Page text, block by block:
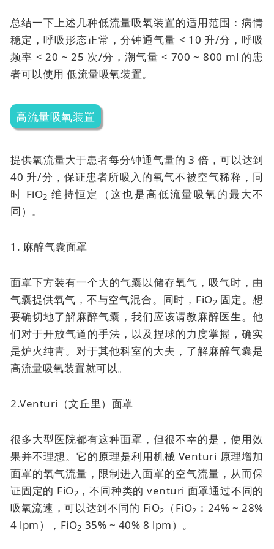
总结一下上述几种低流量吸氧装置的适用范围：病情
稳定，呼吸形态正常，分钟通气量 < 10 升/分，呼吸
频率 < 20 ~ 25 次/分，潮气量 < 700 ~ 800 ml 的患
者可以使用低流量吸氧装置。
高流量吸氧装置
提供氧流量大于患者每分钟通气量的 3 倍，可以达到
40 升/分，保证患者所吸入的氧气不被空气稀释，同
时 FiO2 维持恒定（这也是高低流量吸氧的最大不
同）。
1. 麻醉气囊面罩
面罩下方装有一个大的气囊以储存氧气，吸气时，由
气囊提供氧气，不与空气混合。同时，FiO2 固定。想
要确切地了解麻醉气囊，我们应该请教麻醉医生。他
们对于开放气道的手法，以及捏球的力度掌握，确实
是炉火纯青。对于其他科室的大夫，了解麻醉气囊是
高流量吸氧装置就可以。
2.Venturi（文丘里）面罩
很多大型医院都有这种面罩，但很不幸的是，使用效
果并不理想。它的原理是利用机械 Venturi 原理增加
面罩的氧气流量，限制进入面罩的空气流量，从而保
证固定的 FiO2 ，不同种类的 venturi 面罩通过不同的
吸氧流速，可以达到不同的 FiO2 （FiO2 ：24% ~ 28%
4 lpm），FiO2 35% ~ 40% 8 lpm）。